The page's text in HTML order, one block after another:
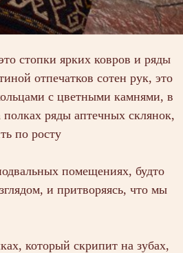
стопки ярких ковров и ряды
отпечатков сотен рук, это
с цветными камнями, в
ряды аптечных склянок,
по росту
помещениях, будто
и притворяясь, что мы
который скрипит на зубах,